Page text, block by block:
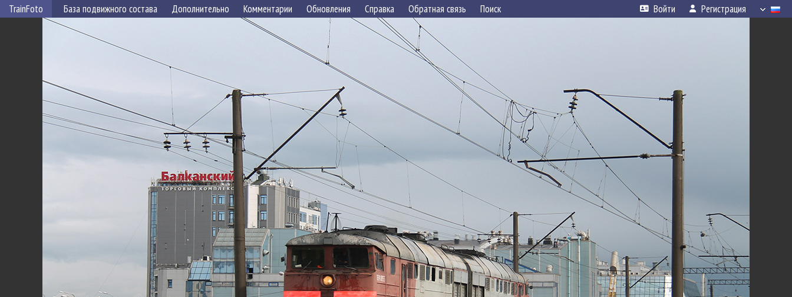
TrainFoto База подвижного состава Дополнительно Комментарии Обновления Справка Обратная связь Поиск Войти Регистрация